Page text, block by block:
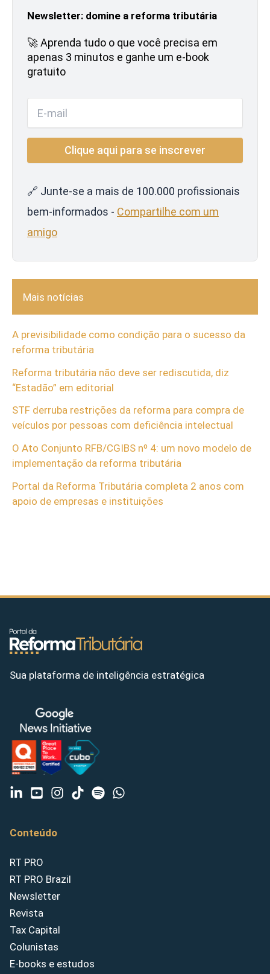
Newsletter: domine a reforma tributária
🚀 Aprenda tudo o que você precisa em
apenas 3 minutos e ganhe um e-book
gratuito
🔗 Junte-se a mais de 100.000 profissionais
bem-informados - Compartilhe com um
amigo
Mais notícias
A previsibilidade como condição para o sucesso da
reforma tributária
Reforma tributária não deve ser rediscutida, diz
“Estadão” em editorial
STF derruba restrições da reforma para compra de
veículos por pessoas com deficiência intelectual
O Ato Conjunto RFB/CGIBS nº 4: um novo modelo de
implementação da reforma tributária
Portal da Reforma Tributária completa 2 anos com
apoio de empresas e instituições
Sua plataforma de inteligência estratégica
Conteúdo
RT PRO
RT PRO Brazil
Newsletter
Revista
Tax Capital
Colunistas
E-books e estudos